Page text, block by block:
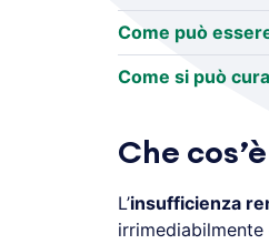
Come può
Come si può
Che
L’insufficienza